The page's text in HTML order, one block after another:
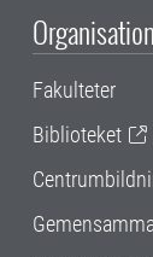
Fakulteter
Biblioteket